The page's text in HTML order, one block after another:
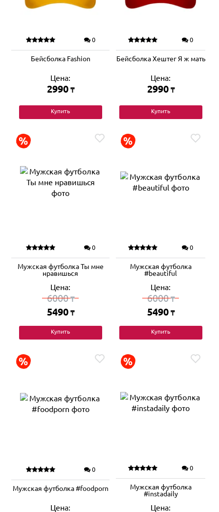
0
Бейсболка Fashion
Цена:
2990 ₸
Купить
0
Бейсболка Хештег Я ж мать
Цена:
2990 ₸
Купить
0
Мужская футболка Ты мне
нравишься
Цена:
6000₸
5490 ₸
Купить
0
Мужская футболка
#beautiful
Цена:
6000₸
5490 ₸
Купить
0
Мужская футболка #foodporn
Цена:
0
Мужская футболка
#instadaily
Цена: